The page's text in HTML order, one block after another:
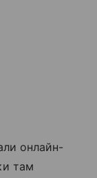
онлайн-
там